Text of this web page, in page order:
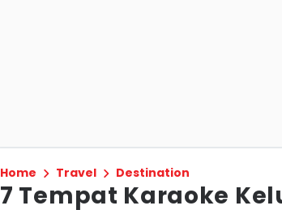
Home Travel Destination
7 Tempat Karaoke